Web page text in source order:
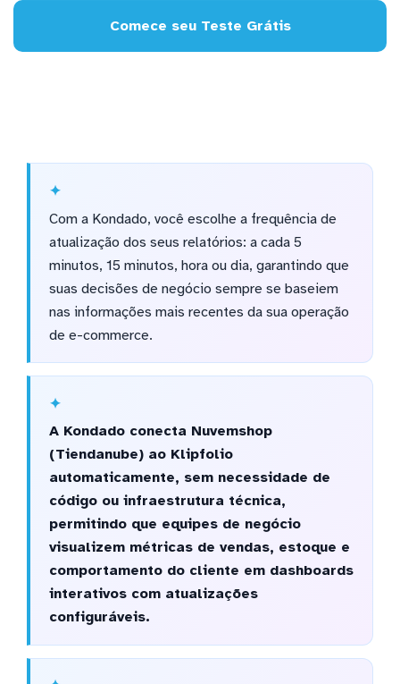
Comece seu Teste Grátis
Com a Kondado, você escolhe a frequência de
atualização dos seus relatórios: a cada 5
minutos, 15 minutos, hora ou dia, garantindo que
suas decisões de negócio sempre se baseiem
nas informações mais recentes da sua operação
de e-commerce.
A Kondado conecta Nuvemshop
(Tiendanube) ao Klipfolio
automaticamente, sem necessidade de
código ou infraestrutura técnica,
permitindo que equipes de negócio
visualizem métricas de vendas, estoque e
comportamento do cliente em dashboards
interativos com atualizações
configuráveis.